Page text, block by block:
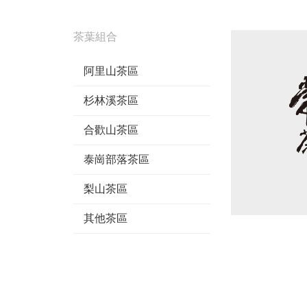
茶葉組合
阿里山茶區
杉林溪茶區
合歡山茶區
泰崗部落茶區
梨山茶區
其他茶區